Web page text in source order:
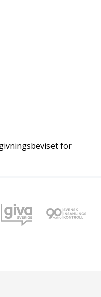
för